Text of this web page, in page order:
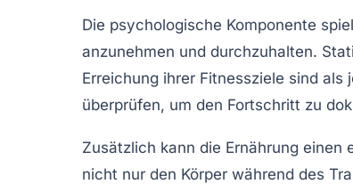
Die psychologische Komponente
anzunehmen und durchzuhalten.
Erreichung ihrer Fitnessziele sind
überprüfen, um den Fortschritt zu
Zusätzlich kann die Ernährung einen
nicht nur den Körper während des